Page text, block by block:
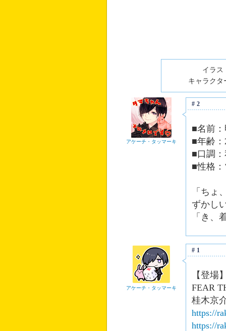
イラス
キャラクタ
アケーチ・タッマーキ
#2
■名前
■年齢
■口調
■性格
「ちょ
ずかし
「き
アケーチ・タッマーキ
#1
【登場
FEAR
桂木京
https://
https://